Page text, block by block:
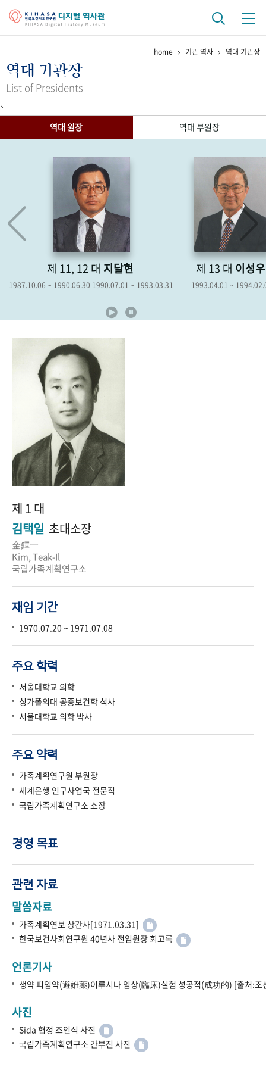
걸어온 길 기관 변천사
연구 역사
정책과 연구 키워드로 보는 연구 역사
연구자들
기록물 아카이브
사진 아카이브 문서 기록물 영상 기록물
주년 기념
성과 50선 숫자로 보는 50년
세계와 함께 한 KIHASA
home 기관 역사 역대 기관장
역대 기관장
List of Presidents
`
역대 원장
역대 부원장
제 11, 12 대 지달현
1987.10.06 ~ 1990.06.30 1990.07.01 ~ 1993.03.31
제 13 대 이성우
1993.04.01 ~
제 1 대
김택일 초대소장
金鐸一
Kim, Teak-Il
국립가족계획연구소
재임 기간
1970.07.20 ~ 1971.07.08
주요 학력
서울대학교 의학
싱가폴의대 공중보건학 석사
서울대학교 의학 박사
주요 약력
가족계획연구원 부원장
세계은행 인구사업국 전문직
국립가족계획연구소 소장
경영 목표
관련 자료
말씀자료
가족계획연보 창간사[1971.03.31]
한국보건사회연구원 40년사 전임원장 회고록
언론기사
생약 피임약(避姙薬)이루시나 임상(臨床)실험 성공적(成功的) [출처:
사진
Sida 협정 조인식 사진
국립가족계획연구소 간부진 사진